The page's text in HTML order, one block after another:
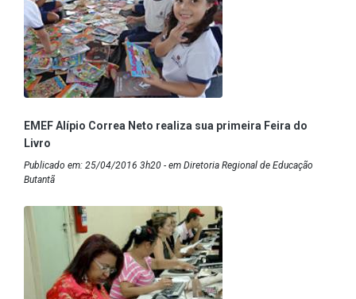
EMEF Alípio Correa Neto realiza sua primeira Feira do
Livro
Publicado em: 25/04/2016 3h20 - em Diretoria Regional de Educação
Butantã